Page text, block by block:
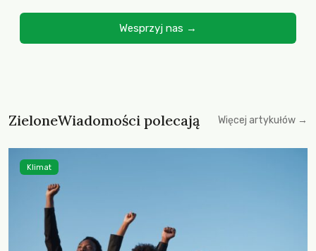
Wesprzyj nas →
ZieloneWiadomości polecają Więcej artykułów →
Klimat